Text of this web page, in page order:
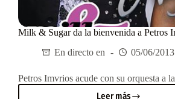
Milk & Sugar da la bienvenida a Petros
En directo en
05/06/2013
Petros Imvrios acude con su orquesta a
Leer más